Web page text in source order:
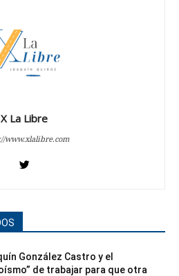
X La Libre
www.xlalibre.com
González Castro y el
de trabajar para que otra